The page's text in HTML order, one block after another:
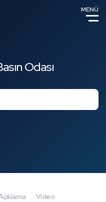
MENÜ
Odası
Video